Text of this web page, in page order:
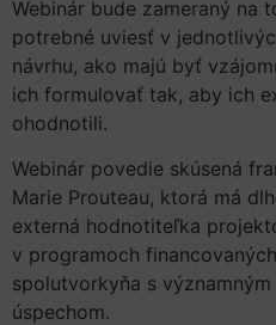
Webinár bude zameraný na
potrebné uviesť v
návrhu, ako majú byť
ich formulovať tak, aby ich
ohodnotili.
Webinár povedie skúsená
Marie Prouteau, ktorá má
externá hodnotiteľka
v programoch
spolutvorkyňa s
úspechom.